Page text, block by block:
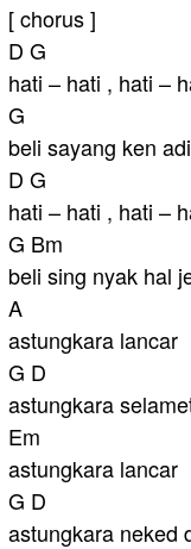
[ chorus ]
D G
hati – hati , hati –
G
beli sayang ken adi
D G
hati – hati , hati –
G Bm
beli sing nyak hal
A
astungkara lancar
G D
astungkara
Em
astungkara lancar
G D
astungkara neked